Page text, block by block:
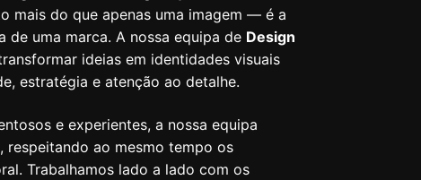
mais do que apenas uma imagem — é a
de uma marca. A nossa equipa de Design
ideias em identidades visuais
estratégia e atenção ao detalhe.
e experientes, a nossa equipa
respeitando ao mesmo tempo os
Trabalhamos lado a lado com os